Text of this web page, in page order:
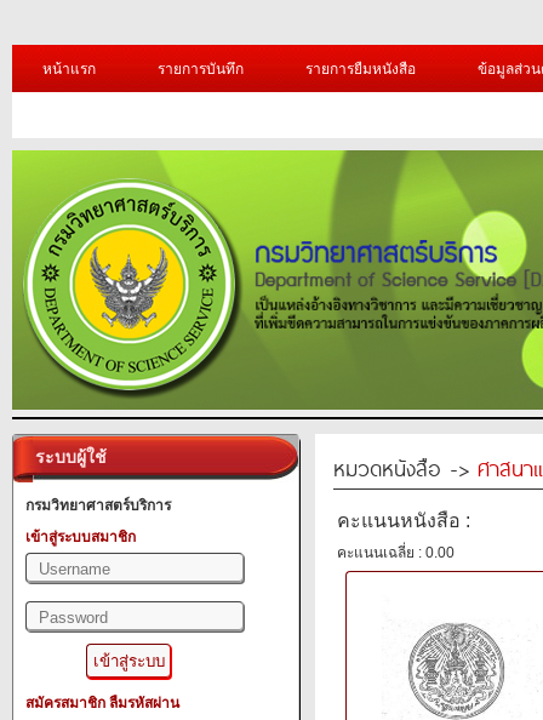
หน้าแรก รายการบันทึก รายการยืมหนังสือ ข้อมูลส่ว
ระบบผู้ใช้
กรมวิทยาศาสตร์บริการ
เข้าสู่ระบบสมาชิก
สมัครสมาชิก ลืมรหัสผ่าน
หมวดหนังสือ -> ศาสนา
คะแนนหนังสือ :
คะแนนเฉลี่ย : 0.00